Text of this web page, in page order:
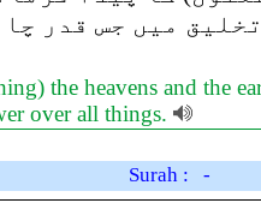
میں جس قدر
the heavens and the
over all things.
Surah : -